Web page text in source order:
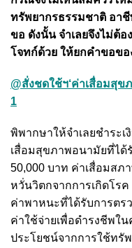
ทรัพยากรธรรมชาติ อา
ขอ ดังนั้น จำเลยจึงไม่ต้
โจทก์ด้วย ให้ยกคำขอข
@สั่งชดใช้ฯ‘ค่าเสื่อมสุข
1
พิพากษาให้จำเลยชำระ
เสื่อมสุขภาพอนามัยที่ได้
50,000 บาท ค่าเสื่อมสภ
หวั่นวิตกจากการเกิดโร
ค่าพาหนะที่ได้รับการตร
ค่าใช้จ่ายเพื่อดำรงชีพใ
ประโยชน์จากการใช้ทรั